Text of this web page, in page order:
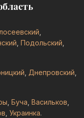
Подольский
Днепровский
Буча Васильков
Украинка.